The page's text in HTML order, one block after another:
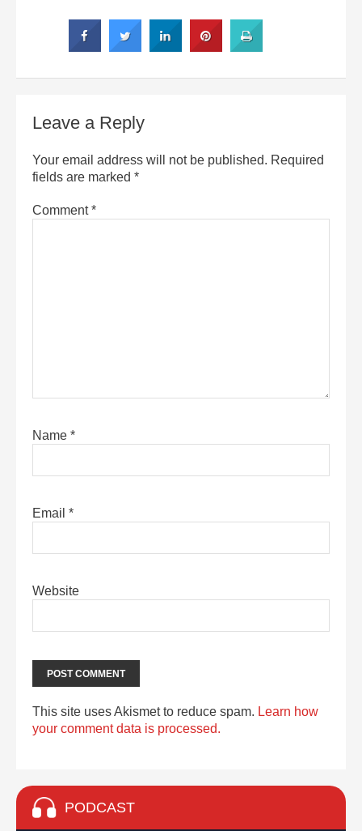
Leave a Reply
Your email address will not be published. Required
fields are marked *
Comment*
Name *
Email *
Website
This site uses Akismet to reduce spam. Learn how
your comment data is processed.
PODCAST